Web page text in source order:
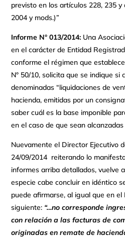
previsto en los artículos 228, 235 y
2004 y mods.)”
Informe N° 013/2014: Una
en el carácter de Entidad
conforme el régimen que
N° 50/10, solicita que se indique
denominadas “liquidaciones de
hacienda, emitidas por un
saber cuál es la base imponible
en el caso de que sean
Nuevamente el Director Ejecutivo
24/09/2014 reiterando lo
informes arriba detallados, vuelve
especie cabe concluir en idéntico
puede afirmarse, al igual que en el
siguiente: “…no corresponde
con relación a las facturas de
originadas en remate de